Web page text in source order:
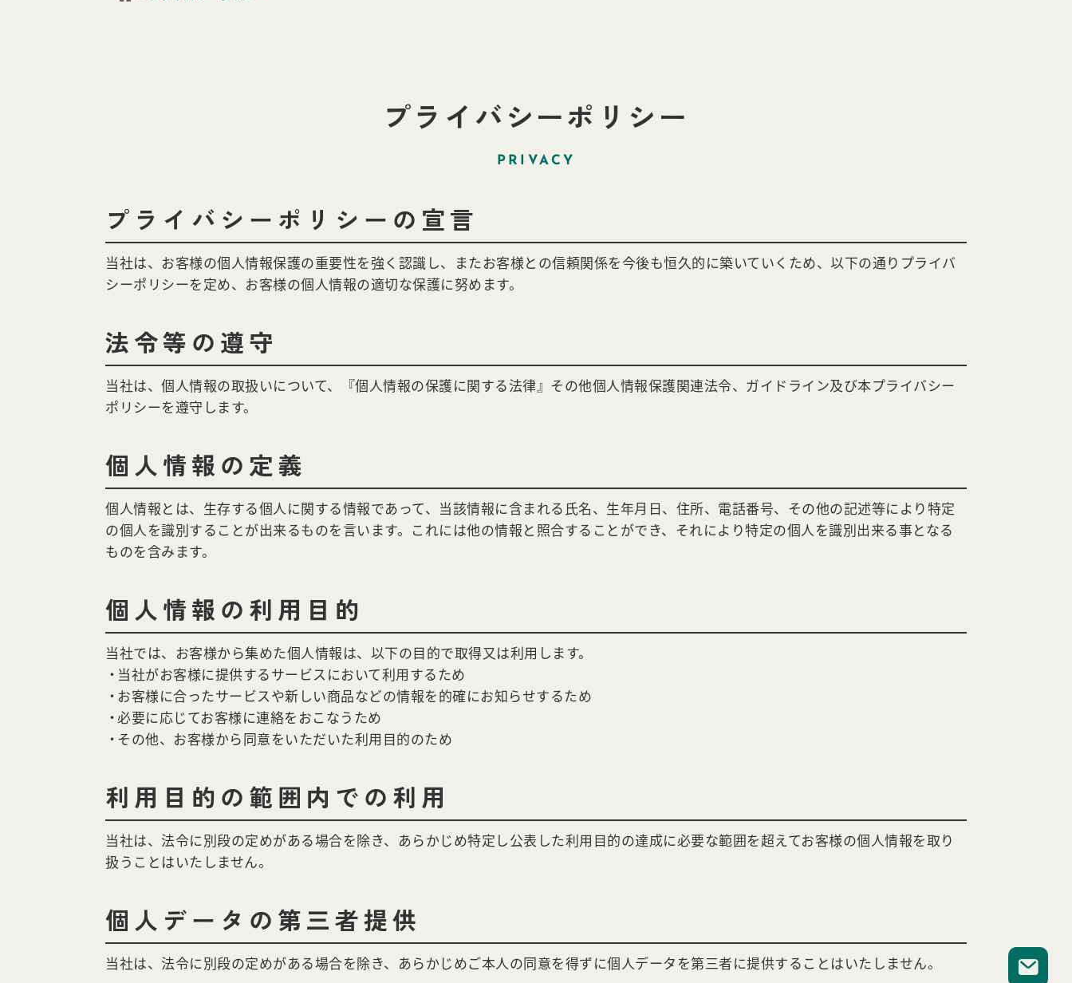
プライバシーポリシー
PRIVACY
プライバシーポリシーの宣言
当社は、お客様の個人情報保護の重要性を強く認識し、またお客様との信頼関係を今後も恒久的に築いていくため、以下の通りプライバ
シーポリシーを定め、お客様の個人情報の適切な保護に努めます。
法令等の遵守
当社は、個人情報の取扱いについて、『個人情報の保護に関する法律』その他個人情報保護関連法令、ガイドライン及び本プライバシー
ポリシーを遵守します。
個人情報の定義
個人情報とは、生存する個人に関する情報であって、当該情報に含まれる氏名、生年月日、住所、電話番号、その他の記述等により特定
の個人を識別することが出来るものを言います。これには他の情報と照合することができ、それにより特定の個人を識別出来る事となる
ものを含みます。
個人情報の利用目的
当社では、お客様から集めた個人情報は、以下の目的で取得又は利用します。
当社がお客様に提供するサービスにおいて利用するため
お客様に合ったサービスや新しい商品などの情報を的確にお知らせするため
必要に応じてお客様に連絡をおこなうため
その他、お客様から同意をいただいた利用目的のため
利用目的の範囲内での利用
当社は、法令に別段の定めがある場合を除き、あらかじめ特定し公表した利用目的の達成に必要な範囲を超えてお客様の個人情報を取り
扱うことはいたしません。
個人データの第三者提供
当社は、法令に別段の定めがある場合を除き、あらかじめご本人の同意を得ずに個人データを第三者に提供することはいたしません。